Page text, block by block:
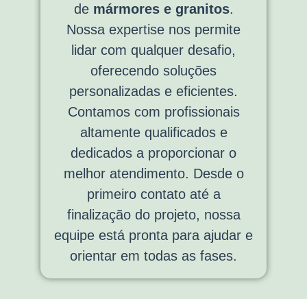
de mármores e granitos.
Nossa expertise nos permite
lidar com qualquer desafio,
oferecendo soluções
personalizadas e eficientes.
Contamos com profissionais
altamente qualificados e
dedicados a proporcionar o
melhor atendimento. Desde o
primeiro contato até a
finalização do projeto, nossa
equipe está pronta para ajudar e
orientar em todas as fases.